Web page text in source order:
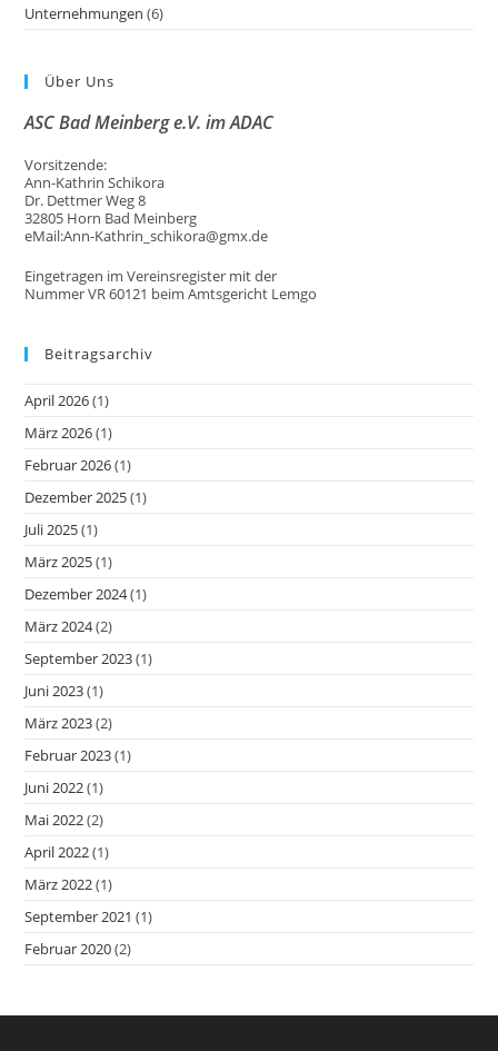
Unternehmungen (6)
Über Uns
ASC Bad Meinberg e.V. im ADAC
Vorsitzende:
Ann-Kathrin Schikora
Dr. Dettmer Weg 8
32805 Horn Bad Meinberg
eMail:Ann-Kathrin_schikora@gmx.de
Eingetragen im Vereinsregister mit der
Nummer VR 60121 beim Amtsgericht Lemgo
Beitragsarchiv
April 2026(1)
März 2026(1)
Februar 2026(1)
Dezember 2025(1)
Juli 2025(1)
März 2025(1)
Dezember 2024(1)
März 2024(2)
September 2023(1)
Juni 2023(1)
März 2023(2)
Februar 2023(1)
Juni 2022(1)
Mai 2022(2)
April 2022(1)
März 2022(1)
September 2021 (1)
Februar 2020(2)